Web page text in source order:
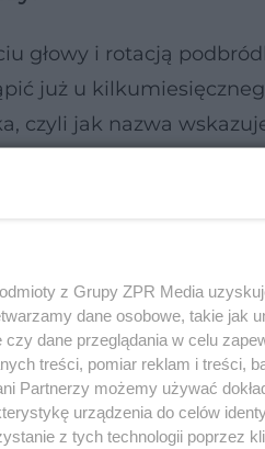
głowy i rotacją
już u
czyli jak nazwa
się przez kilka
z Grupy ZPR Media
dane osobowe, takie jak
dane przeglądania w celu
treści, pomiar reklam i treści,
Partnerzy możemy używać
urządzenia do celów
z tych technologii poprzez